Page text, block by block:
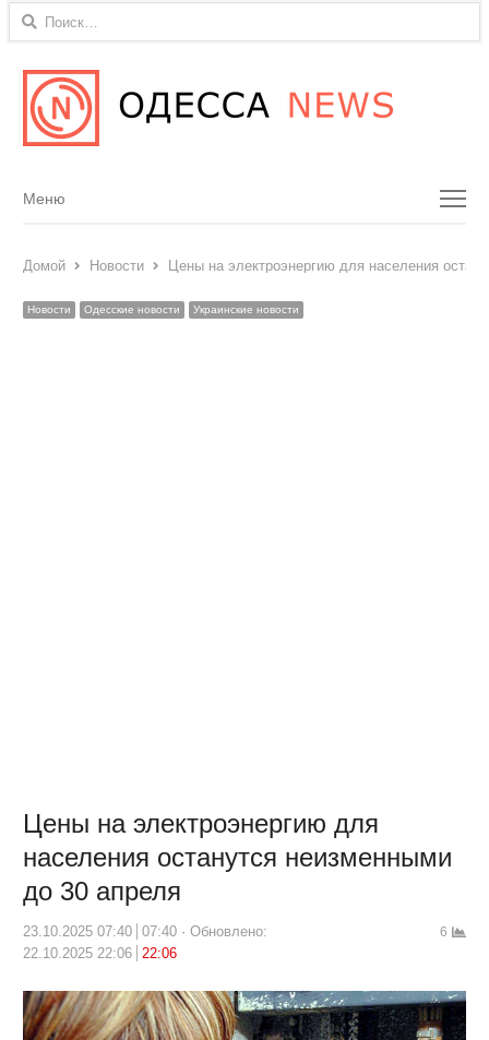
Найти:
Menu
Меню
Домой Новости Цены на электроэнергию для населения
Новости Одесские новости Украинские новости
Цены на электроэнергию для
населения останутся неизменными
до 30 апреля
23.10.2025 07:40 07:40
Обновлено:
22.10.2025 22:06
22:06
6